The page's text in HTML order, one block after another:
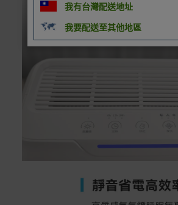
我有台灣配送地址
我要配送至其他地區